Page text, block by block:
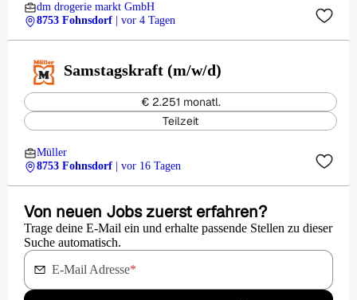
dm drogerie markt GmbH
8753 Fohnsdorf
| vor 4 Tagen
Samstagskraft (m/w/d)
€ 2.251 monatl.
Teilzeit
Müller
8753 Fohnsdorf
| vor 16 Tagen
Von neuen Jobs zuerst erfahren?
Trage deine E-Mail ein und erhalte passende Stellen zu dieser
Suche automatisch.
E-Mail Adresse*